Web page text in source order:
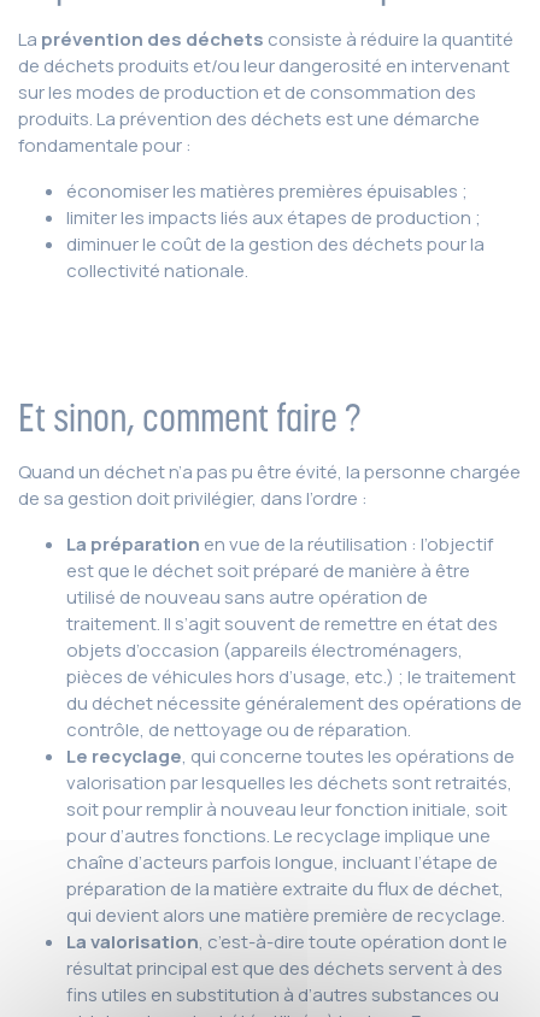
La prévention des déchets consiste à réduire la quantité
de déchets produits et/ou leur dangerosité en intervenant
sur les modes de production et de consommation des
produits. La prévention des déchets est une démarche
fondamentale pour :
économiser les matières premières épuisables ;
limiter les impacts liés aux étapes de production ;
diminuer le coût de la gestion des déchets pour la
collectivité nationale.
Et sinon, comment faire ?
Quand un déchet n’a pas pu être évité, la personne chargée
de sa gestion doit privilégier, dans l’ordre :
La préparation en vue de la réutilisation : l’objectif
est que le déchet soit préparé de manière à être
utilisé de nouveau sans autre opération de
traitement. Il s’agit souvent de remettre en état des
objets d’occasion (appareils électroménagers,
pièces de véhicules hors d’usage, etc.) ; le traitement
du déchet nécessite généralement des opérations de
contrôle, de nettoyage ou de réparation.
Le recyclage, qui concerne toutes les opérations de
valorisation par lesquelles les déchets sont retraités,
soit pour remplir à nouveau leur fonction initiale, soit
pour d’autres fonctions. Le recyclage implique une
chaîne d’acteurs parfois longue, incluant l’étape de
préparation de la matière extraite du flux de déchet,
qui devient alors une matière première de recyclage.
La valorisation, c’est-à-dire toute opération dont le
résultat principal est que des déchets servent à des
fins utiles en substitution à d’autres substances ou